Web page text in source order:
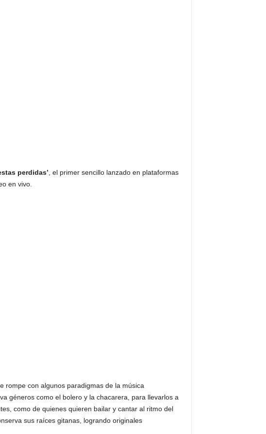
perdidas’ , el primer sencillo lanzado en plataformas
en vivo.
rompe con algunos paradigmas de la música
géneros como el bolero y la chacarera, para llevarlos a
como de quienes quieren bailar y cantar al ritmo del
sus raíces gitanas, logrando originales